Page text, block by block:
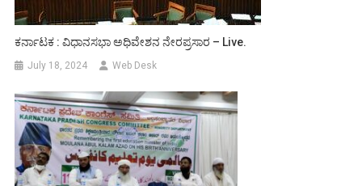
ಕರ್ನಾಟಕ : ವಿಧಾನಸಭಾ ಅಧಿವೇಶನ ನೇರಪ್ರಸಾರ – Live.
July 18, 2024 Web Desk